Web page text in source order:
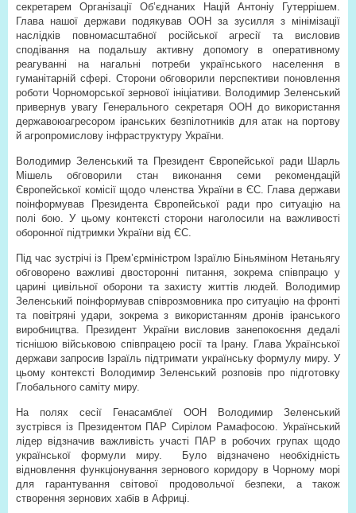
секретарем Організації Об’єднаних Націй Антоніу Гутеррішем.
Глава нашої держави подякував ООН за зусилля з мінімізації
наслідків повномасштабної російської агресії та висловив
сподівання на подальшу активну допомогу в оперативному
реагуванні на нагальні потреби українського населення в
гуманітарній сфері. Сторони обговорили перспективи поновлення
роботи Чорноморської зернової ініціативи. Володимир Зеленський
привернув увагу Генерального секретаря ООН до використання
державою­агресором іранських безпілотників для атак на портову
й агропромислову інфраструктуру України.
Володимир Зеленський та Президент Європейської ради Шарль
Мішель обговорили стан виконання семи рекомендацій
Європейської комісії щодо членства України в ЄС. Глава держави
поінформував Президента Європейської ради про ситуацію на
полі бою. У цьому контексті сторони наголосили на важливості
оборонної підтримки України від ЄС.
Під час зустрічі із Прем’єр­міністром Ізраїлю Біньяміном Нетаньягу
обговорено важливі двосторонні питання, зокрема співпрацю у
царині цивільної оборони та захисту життів людей. Володимир
Зеленський поінформував співрозмовника про ситуацію на фронті
та повітряні удари, зокрема з використанням дронів іранського
виробництва. Президент України висловив занепокоєння дедалі
тіснішою військовою співпрацею росії та Ірану. Глава Української
держави запросив Ізраїль підтримати українську формулу миру. У
цьому контексті Володимир Зеленський розповів про підготовку
Глобального саміту миру.
На полях сесії Генасамблеї ООН Володимир Зеленський
зустрівся із Президентом ПАР Сирілом Рамафосою. Український
лідер відзначив важливість участі ПАР в робочих групах щодо
української формули миру.
Було відзначено необхідність
відновлення функціонування зернового коридору в Чорному морі
для гарантування світової продовольчої безпеки, а також
створення зернових хабів в Африці.